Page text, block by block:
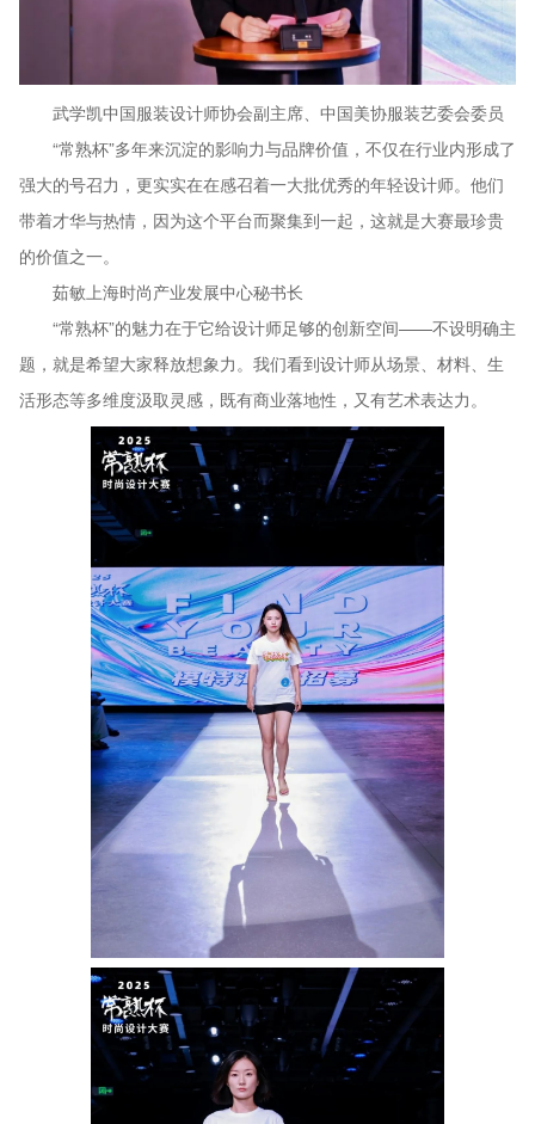
武学凯中国服装设计师协会副主席、中国美协服装艺委会委员
“常熟杯”多年来沉淀的影响力与品牌价值，不仅在行业内形成了
强大的号召力，更实实在在感召着一大批优秀的年轻设计师。他们
带着才华与热情，因为这个平台而聚集到一起，这就是大赛最珍贵
的价值之一。
茹敏上海时尚产业发展中心秘书长
“常熟杯”的魅力在于它给设计师足够的创新空间——不设明确主
题，就是希望大家释放想象力。我们看到设计师从场景、材料、生
活形态等多维度汲取灵感，既有商业落地性，又有艺术表达力。